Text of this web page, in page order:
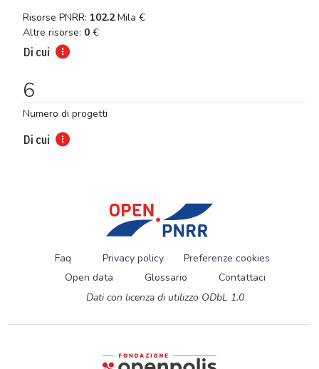
Risorse PNRR: 102.2 Mila €
Altre risorse: 0 €
Di cui
6
Numero di progetti
Di cui
Faq Privacy policy
Preferenze cookies
Open data
Glossario
Contattaci
Dati con licenza di utilizzo ODbL 1.0